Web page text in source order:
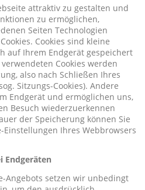
attraktiv zu gestalten und
zu ermöglichen,
Seiten Technologien
Cookies sind kleine
auf Ihrem Endgerät gespeichert
Cookies werden
also nach Schließen Ihres
Sitzungs-Cookies). Andere
Endgerät und ermöglichen uns,
Besuch wiederzuerkennen
der Speicherung können Sie
Ihres Webbrowsers
Endgeräten
Angebots setzen wir unbedingt